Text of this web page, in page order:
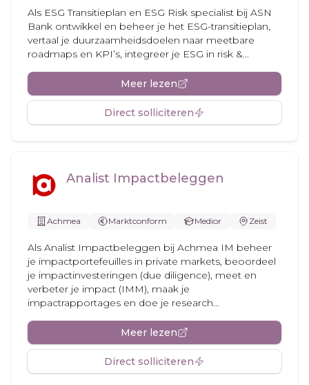
Als ESG Transitieplan en ESG Risk specialist bij ASN
Bank ontwikkel en beheer je het ESG-transitieplan,
vertaal je duurzaamheidsdoelen naar meetbare
roadmaps en KPI’s, integreer je ESG in risk &...
Meer lezen
Direct solliciteren
Analist Impactbeleggen
Achmea Marktconform Medior Zeist
Als Analist Impactbeleggen bij Achmea IM beheer
je impactportefeuilles in private markets, beoordeel
je impactinvesteringen (due diligence), meet en
verbeter je impact (IMM), maak je
impactrapportages en doe je research...
Meer lezen
Direct solliciteren